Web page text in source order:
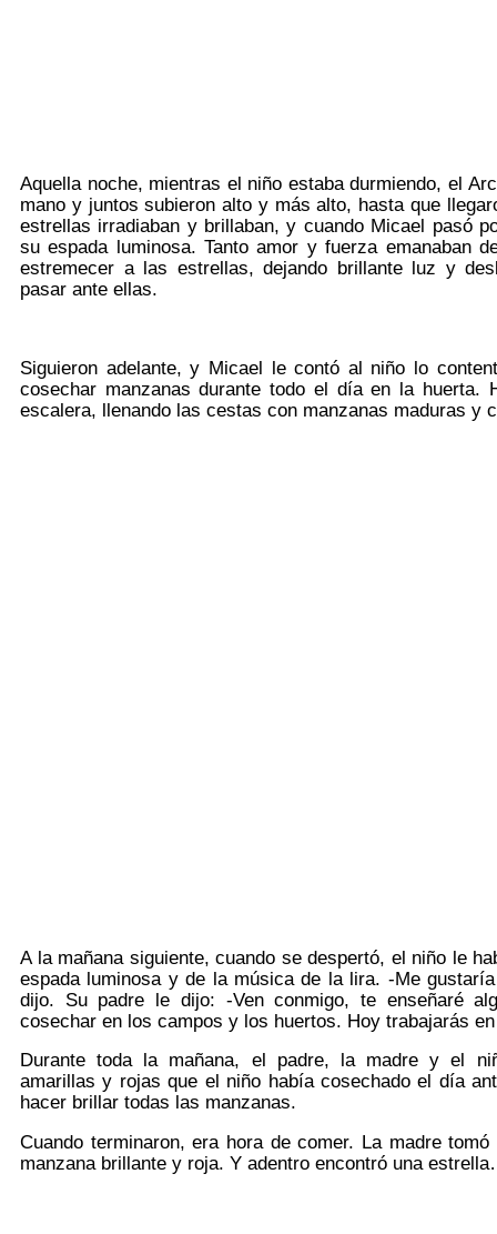
Aquella noche, mientras el niño estaba durmiendo, el
mano y juntos subieron alto y más alto, hasta que
estrellas irradiaban y brillaban, y cuando Micael pasó
su espada luminosa. Tanto amor y fuerza emanaban
estremecer a las estrellas, dejando brillante luz y
pasar ante ellas.
Siguieron adelante, y Micael le contó al niño lo
cosechar manzanas durante todo el día en la huerta.
escalera, llenando las cestas con manzanas maduras y
A la mañana siguiente, cuando se despertó, el niño le
espada luminosa y de la música de la lira. -Me
dijo. Su padre le dijo: -Ven conmigo, te enseñaré
cosechar en los campos y los huertos. Hoy trabajarás
Durante toda la mañana, el padre, la madre y el
amarillas y rojas que el niño había cosechado el día
hacer brillar todas las manzanas.
Cuando terminaron, era hora de comer. La madre
manzana brillante y roja. Y adentro encontró una